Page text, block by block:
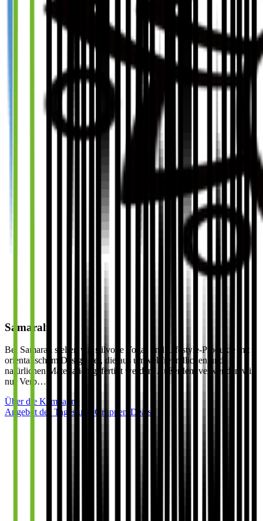
Samarali
Bei Samarali stellen wir stilvolle Yoga- und Lifestyle-Produkte mit
orientalischem Design her, die aus umweltfreundlichen und
natürlichen Materialien gefertigt werden. Außerdem verwenden wir
nur Verp…
Über die Kampagne
Angebot des Tages und Gruppen-Deals